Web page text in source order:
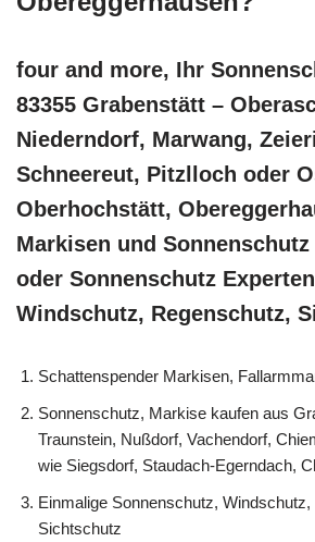
four and more, Ihr
83355 Grabenstätt –
Niederndorf, Marwang,
Schneereut, Pitzlloch oder
Oberhochstätt,
Markisen und Sonnenschutz
oder Sonnenschutz
Windschutz, Regenschutz,
Schattenspender Markisen,
Sonnenschutz, Markise kaufen aus
Traunstein, Nußdorf, Vachendorf,
wie Siegsdorf, Staudach-Egerndach,
Einmalige Sonnenschutz,
Sichtschutz